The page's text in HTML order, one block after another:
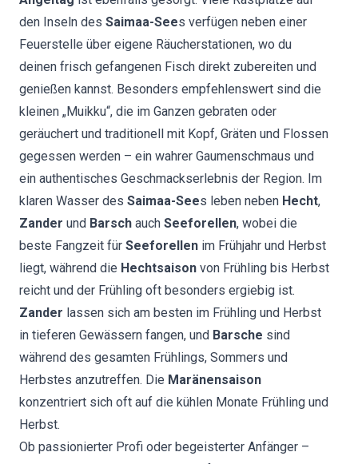
den Inseln des Saimaa-Sees verfügen neben einer
Feuerstelle über eigene Räucherstationen, wo du
deinen frisch gefangenen Fisch direkt zubereiten und
genießen kannst. Besonders empfehlenswert sind die
kleinen „Muikku“, die im Ganzen gebraten oder
geräuchert und traditionell mit Kopf, Gräten und Flossen
gegessen werden – ein wahrer Gaumenschmaus und
ein authentisches Geschmackserlebnis der Region. Im
klaren Wasser des Saimaa-Sees leben neben Hecht,
Zander und Barsch auch Seeforellen, wobei die
beste Fangzeit für Seeforellen im Frühjahr und Herbst
liegt, während die Hechtsaison von Frühling bis Herbst
reicht und der Frühling oft besonders ergiebig ist.
Zander lassen sich am besten im Frühling und Herbst
in tieferen Gewässern fangen, und Barsche sind
während des gesamten Frühlings, Sommers und
Herbstes anzutreffen. Die Maränensaison
konzentriert sich oft auf die kühlen Monate Frühling und
Herbst.
Ob passionierter Profi oder begeisterter Anfänger –